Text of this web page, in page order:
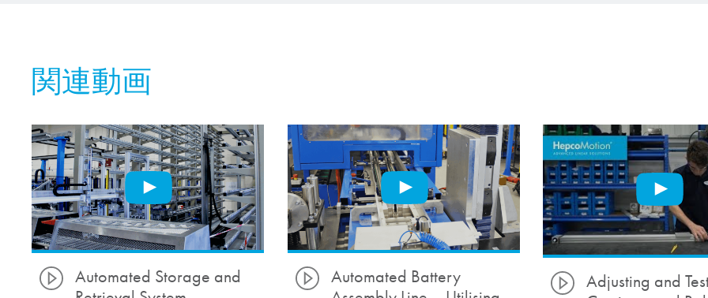
関連動画
Automated Storage and
Automated Battery
Adjusting and